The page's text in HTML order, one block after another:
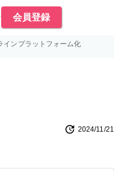
会員登録
インプラットフォーム化
2024/11/21